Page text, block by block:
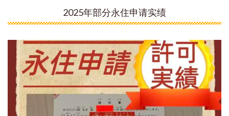
2025年部分永住申请实绩